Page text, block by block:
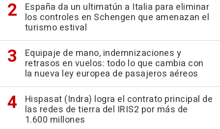
España da un ultimatún a Italia para eliminar
los controles en Schengen que amenazan el
turismo estival
Equipaje de mano, indemnizaciones y
retrasos en vuelos: todo lo que cambia con
la nueva ley europea de pasajeros aéreos
Hispasat (Indra) logra el contrato principal de
las redes de tierra del IRIS2 por más de
1.600 millones